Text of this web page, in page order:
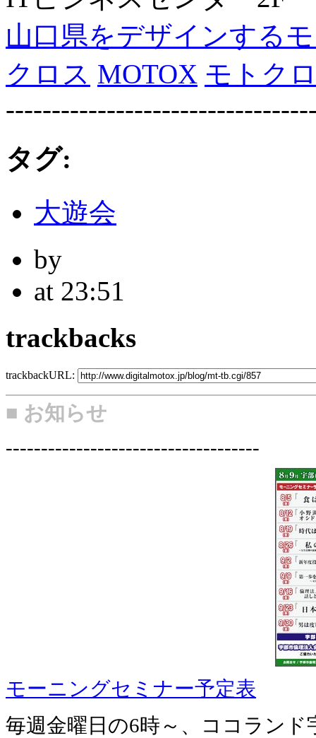
山口県をデザインする
クロス MOTOX モトク
タグ:
大遊会
by
at 23:51
trackbacks
trackbackURL:
■ お知らせ
------------------------------------
モーニングセミナー予定表
毎週金曜日の6時～、ココラン